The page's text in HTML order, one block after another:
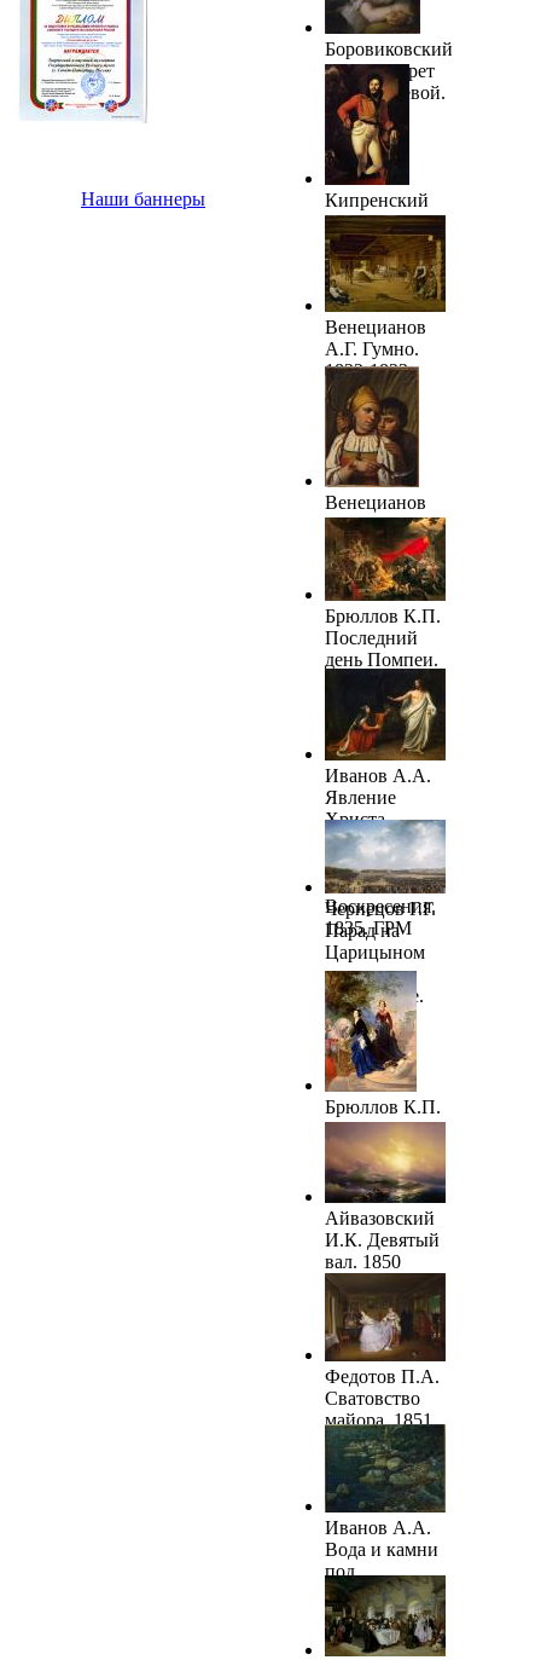
Наши баннеры
Боровиковский
В.Л. Портрет
Е.Арсеньевой.
1793-1797
Кипренский
О.А. Портрет
Е.В.
Давыдова.
1809. ГРМ
Венецианов
А.Г. Гумно.
1822-1823
Венецианов
А.Г. Жнецы.
1820-1830
Брюллов К.П.
Последний
день Помпеи.
Иванов А.А.
Явление
Христа
Марии
Магдалине
после
Воскресения.
1835. ГРМ
Чернецов Г.Г.
Парад на
Царицыном
лугу в
Петербурге.
1832-1837
Брюллов К.П.
Портрет
сестер
Шишмаревых.
1839
Айвазовский
И.К. Девятый
вал. 1850
Федотов П.А.
Сватовство
майора. 1851
Иванов А.А.
Вода и камни
под
Палаццуола.
1850-1853